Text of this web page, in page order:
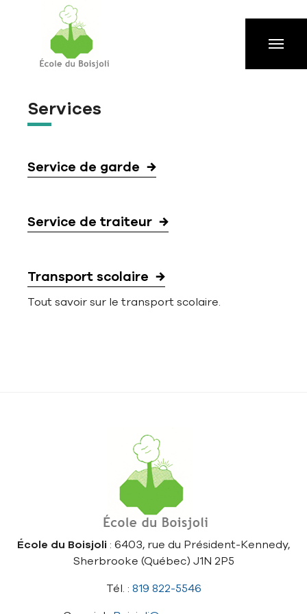
Aller à la navigation principale
Aller au contenu principal
Passer au pied de page
Services
Service de garde
Service de traiteur
Transport scolaire
Tout savoir sur le transport scolaire.
École du Boisjoli : 6403, rue du Président-Kennedy,
Sherbrooke (Québec) J1N 2P5
Tél. : 819 822-5546